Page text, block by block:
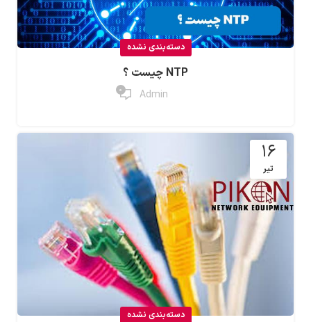
دسته‌بندی نشده
NTP چیست ؟
Admin
0
16
تیر
دسته‌بندی نشده